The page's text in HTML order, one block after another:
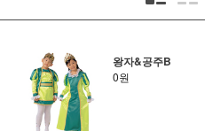
왕자&공주B
0원